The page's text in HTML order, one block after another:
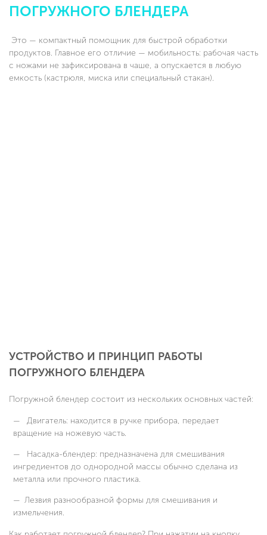
ПОГРУЖНОГО БЛЕНДЕРА
Это — компактный помощник для быстрой обработки
продуктов. Главное его отличие — мобильность: рабочая часть
с ножами не зафиксирована в чаше, а опускается в любую
емкость (кастрюля, миска или специальный стакан).
УСТРОЙСТВО И ПРИНЦИП РАБОТЫ
ПОГРУЖНОГО БЛЕНДЕРА
Погружной блендер состоит из нескольких основных частей:
Двигатель: находится в ручке прибора, передает
вращение на ножевую часть.
Насадка-блендер: предназначена для смешивания
ингредиентов до однородной массы обычно сделана из
металла или прочного пластика.
Лезвия разнообразной формы для смешивания и
измельчения.